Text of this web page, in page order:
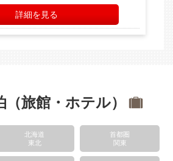
詳細を見る
（旅館・ホテル）
北海道
東北
首都圏
関東